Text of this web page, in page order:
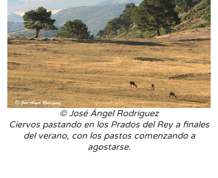
© José Ángel Rodríguez
Ciervos pastando en los Prados del Rey a finales
del verano, con los pastos comenzando a
agostarse.